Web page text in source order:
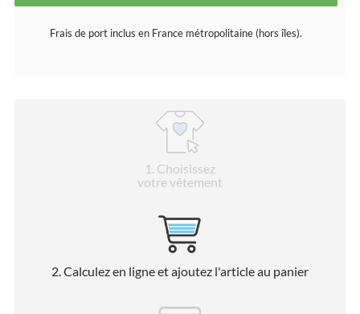
Frais de port inclus en France métropolitaine (hors îles).
1 . Choisissez
votre vêtement
2. Calculez en ligne et ajoutez l'article au panier